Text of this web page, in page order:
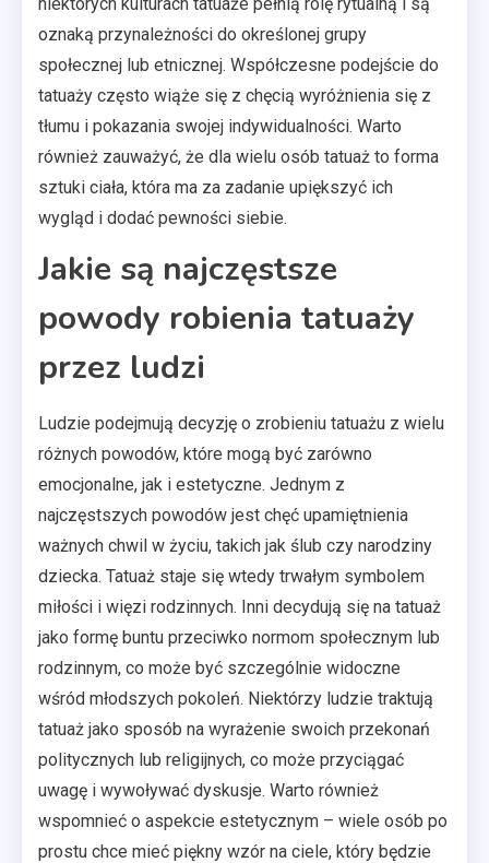
oznaką przynależności do określonej grupy
społecznej lub etnicznej. Współczesne podejście do
tatuaży często wiąże się z chęcią wyróżnienia się z
tłumu i pokazania swojej indywidualności. Warto
również zauważyć, że dla wielu osób tatuaż to forma
sztuki ciała, która ma za zadanie upiększyć ich
wygląd i dodać pewności siebie.
Jakie są najczęstsze
powody robienia tatuaży
przez ludzi
Ludzie podejmują decyzję o zrobieniu tatuażu z wielu
różnych powodów, które mogą być zarówno
emocjonalne, jak i estetyczne. Jednym z
najczęstszych powodów jest chęć upamiętnienia
ważnych chwil w życiu, takich jak ślub czy narodziny
dziecka. Tatuaż staje się wtedy trwałym symbolem
miłości i więzi rodzinnych. Inni decydują się na tatuaż
jako formę buntu przeciwko normom społecznym lub
rodzinnym, co może być szczególnie widoczne
wśród młodszych pokoleń. Niektórzy ludzie traktują
tatuaż jako sposób na wyrażenie swoich przekonań
politycznych lub religijnych, co może przyciągać
uwagę i wywoływać dyskusje. Warto również
wspomnieć o aspekcie estetycznym – wiele osób po
prostu chce mieć piękny wzór na ciele, który będzie